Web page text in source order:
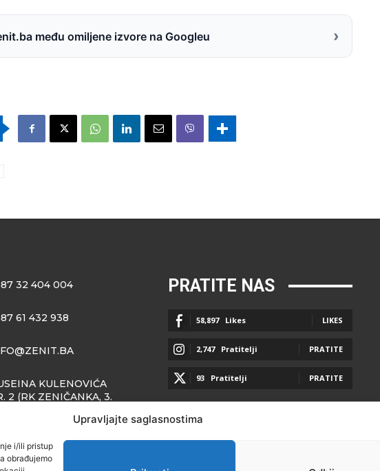
Upravljajte saglasnostima
i/ili pristup
obrađujemo
među omiljene izvore na Googleu ›
32 404 004
61 432 938
KULENOVIĆA
2 (RK ZENIČANKA, 3.
PRATITE NAS
58,897 Likes LIKES
2,747 Pratitelji PRATITE
93 Pratitelji PRATITE